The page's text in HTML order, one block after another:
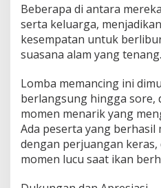
Beberapa di antara
serta keluarga,
kesempatan untuk
suasana alam yang tenang.
Lomba memancing ini
berlangsung hingga sore,
momen menarik yang
Ada peserta yang
dengan perjuangan keras,
momen lucu saat ikan